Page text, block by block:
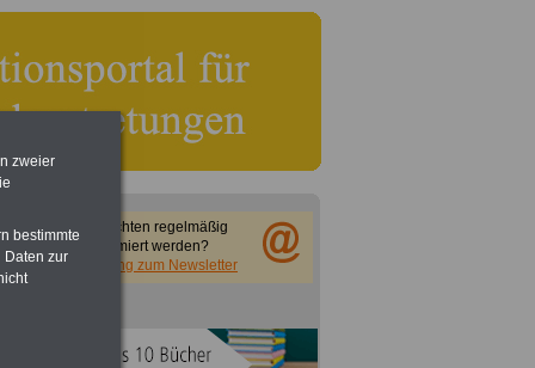
Sie möchten regelmäßig
informiert werden?
Anmeldung zum Newsletter
zweier
bestimmte
Daten zur